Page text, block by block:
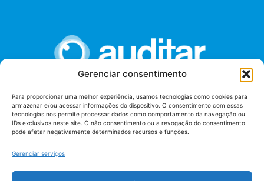
Gerenciar consentimento
Para proporcionar uma melhor experiência, usamos tecnologias como cookies para
armazenar e/ou acessar informações do dispositivo. O consentimento com essas
tecnologias nos permite processar dados como comportamento da navegação ou
IDs exclusivos neste site. O não consentimento ou a revogação do consentimento
pode afetar negativamente determinados recursos e funções.
Gerenciar serviços
União dos Auditores Federais de Controle Externo -
AUDITAR
Setor de Administração Federal Sul (SAF/Sul), Qd. 04, Lt. 01
Tribunal de Contas da União (TCU), Subsolo, Sala S04